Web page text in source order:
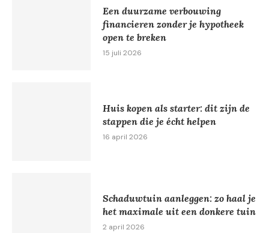
Een duurzame verbouwing
financieren zonder je hypotheek
open te breken
15 juli 2026
Huis kopen als starter: dit zijn de
stappen die je écht helpen
16 april 2026
Schaduwtuin aanleggen: zo haal je
het maximale uit een donkere tuin
2 april 2026